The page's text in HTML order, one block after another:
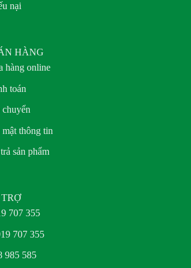
nại
HÀNG
hàng online
toán
thông tin
sản phẩm
707 355
707 355
985 585